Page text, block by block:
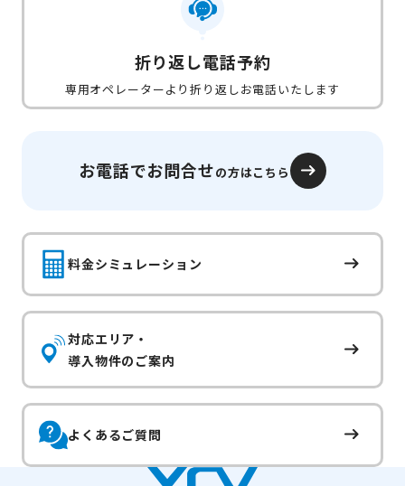
折り返し電話予約
専用オペレーターより折り返しお電話いたします
お電話でお問合せの方はこちら
料金シミュレーション
対応エリア・
導入物件のご案内
よくあるご質問